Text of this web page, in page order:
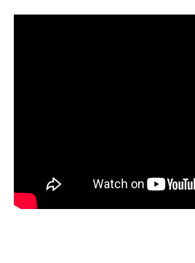
5 største myter om astma